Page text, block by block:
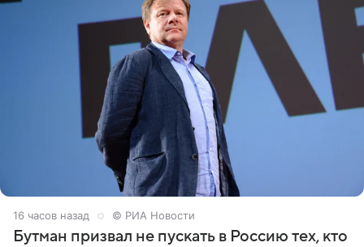
16 часов назад © РИА Новости
Бутман призвал не пускать в Россию тех, кто